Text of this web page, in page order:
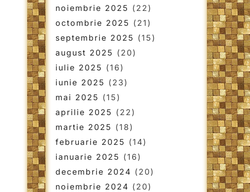
noiembrie 2025 (22)
octombrie 2025 (21)
septembrie 2025 (15)
august 2025 (20)
iulie 2025 (16)
iunie 2025 (23)
mai 2025 (15)
aprilie 2025 (22)
martie 2025 (18)
februarie 2025 (14)
ianuarie 2025 (16)
decembrie 2024 (20)
noiembrie 2024 (20)